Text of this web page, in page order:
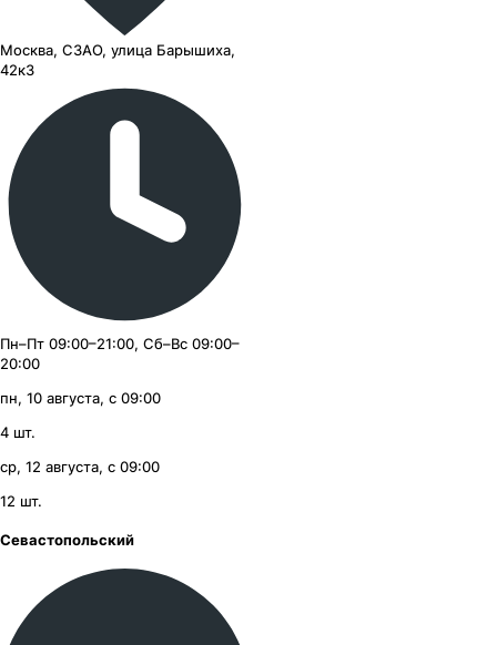
Москва, СЗАО, улица Барышиха,
42к3
Пн–Пт 09:00–21:00, Сб–Вс 09:00–
20:00
пн, 10 августа, с 09:00
4 шт.
ср, 12 августа, с 09:00
12 шт.
Севастопольский